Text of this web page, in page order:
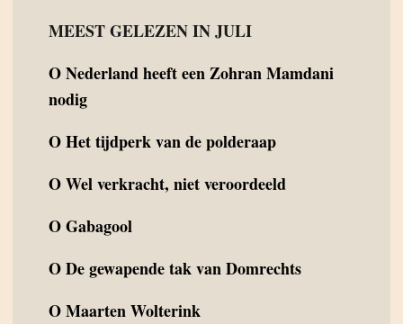
MEEST GELEZEN IN JULI
ONederland heeft een Zohran Mamdani
nodig
OHet tijdperk van de polderaap
OWel verkracht, niet veroordeeld
OGabagool
ODe gewapende tak van Domrechts
OMaarten Wolterink